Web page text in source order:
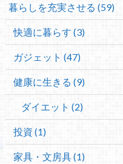
暮らしを充実させる (59)
快適に暮らす (3)
ガジェット (47)
健康に生きる (9)
ダイエット (2)
投資 (1)
家具・文房具 (1)